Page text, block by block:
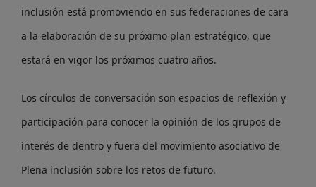
inclusión está promoviendo en sus federaciones de cara
a la elaboración de su próximo plan estratégico, que
estará en vigor los próximos cuatro años.
Los círculos de conversación son espacios de reflexión y
participación para conocer la opinión de los grupos de
interés de dentro y fuera del movimiento asociativo de
Plena inclusión sobre los retos de futuro.